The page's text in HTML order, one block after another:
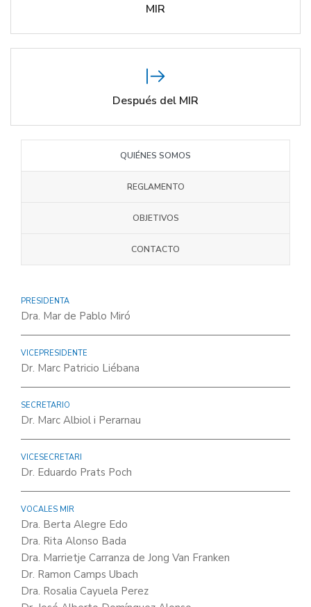
MIR
Después del MIR
QUIÉNES SOMOS
REGLAMENTO
OBJETIVOS
CONTACTO
PRESIDENTA
Dra. Mar de Pablo Miró
VICEPRESIDENTE
Dr. Marc Patricio Liébana
SECRETARIO
Dr. Marc Albiol i Perarnau
VICESECRETARI
Dr. Eduardo Prats Poch
VOCALES MIR
Dra. Berta Alegre Edo
Dra. Rita Alonso Bada
Dra. Marrietje Carranza de Jong Van Franken
Dr. Ramon Camps Ubach
Dra. Rosalia Cayuela Perez